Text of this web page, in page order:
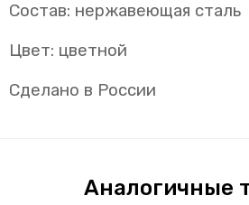
Состав: нержавеющая сталь
Цвет: цветной
Сделано в России
Аналогичные